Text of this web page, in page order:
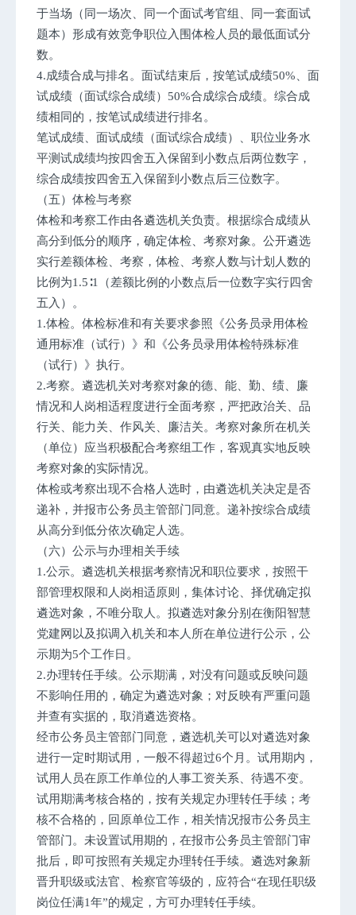
于当场（同一场次、同一个面试考官组、同一套面试
题本）形成有效竞争职位入围体检人员的最低面试分
数。
4.成绩合成与排名。面试结束后，按笔试成绩50%、面
试成绩（面试综合成绩）50%合成综合成绩。综合成
绩相同的，按笔试成绩进行排名。
笔试成绩、面试成绩（面试综合成绩）、职位业务水
平测试成绩均按四舍五入保留到小数点后两位数字，
综合成绩按四舍五入保留到小数点后三位数字。
（五）体检与考察
体检和考察工作由各遴选机关负责。根据综合成绩从
高分到低分的顺序，确定体检、考察对象。公开遴选
实行差额体检、考察，体检、考察人数与计划人数的
比例为1.5∶1（差额比例的小数点后一位数字实行四舍
五入）。
1.体检。体检标准和有关要求参照《公务员录用体检
通用标准（试行）》和《公务员录用体检特殊标准
（试行）》执行。
2.考察。遴选机关对考察对象的德、能、勤、绩、廉
情况和人岗相适程度进行全面考察，严把政治关、品
行关、能力关、作风关、廉洁关。考察对象所在机关
（单位）应当积极配合考察组工作，客观真实地反映
考察对象的实际情况。
体检或考察出现不合格人选时，由遴选机关决定是否
递补，并报市公务员主管部门同意。递补按综合成绩
从高分到低分依次确定人选。
（六）公示与办理相关手续
1.公示。遴选机关根据考察情况和职位要求，按照干
部管理权限和人岗相适原则，集体讨论、择优确定拟
遴选对象，不唯分取人。拟遴选对象分别在衡阳智慧
党建网以及拟调入机关和本人所在单位进行公示，公
示期为5个工作日。
2.办理转任手续。公示期满，对没有问题或反映问题
不影响任用的，确定为遴选对象；对反映有严重问题
并查有实据的，取消遴选资格。
经市公务员主管部门同意，遴选机关可以对遴选对象
进行一定时期试用，一般不得超过6个月。试用期内，
试用人员在原工作单位的人事工资关系、待遇不变。
试用期满考核合格的，按有关规定办理转任手续；考
核不合格的，回原单位工作，相关情况报市公务员主
管部门。未设置试用期的，在报市公务员主管部门审
批后，即可按照有关规定办理转任手续。遴选对象新
晋升职级或法官、检察官等级的，应符合“在现任职级
岗位任满1年”的规定，方可办理转任手续。